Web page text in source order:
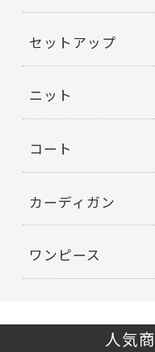
セットアップ
ニット
コート
カーディガン
ワンピース
人気